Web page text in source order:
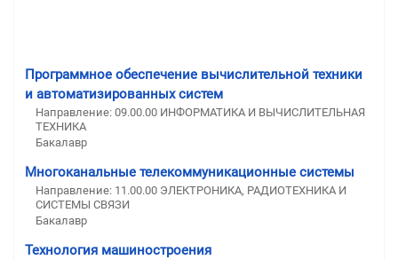
Программное обеспечение вычислительной техники
и автоматизированных систем
Направление: 09.00.00 ИНФОРМАТИКА И ВЫЧИСЛИТЕЛЬНАЯ
ТЕХНИКА
Бакалавр
Многоканальные телекоммуникационные системы
Направление: 11.00.00 ЭЛЕКТРОНИКА, РАДИОТЕХНИКА И
СИСТЕМЫ СВЯЗИ
Бакалавр
Технология машиностроения